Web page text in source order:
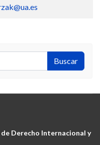
Buscar
Derecho Internacional y